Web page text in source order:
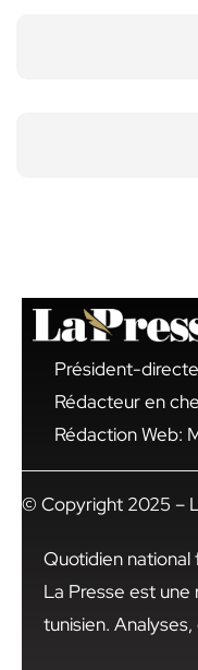
Président-
Rédacteur en
Rédaction Web:
© Copyright 2025 –
Quotidien
La Presse est
tunisien.